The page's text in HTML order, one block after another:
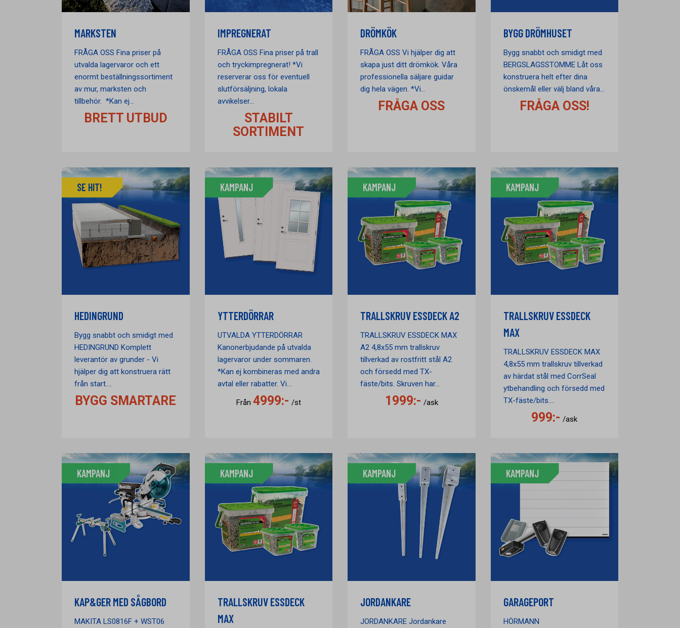
MARKSTEN
FRÅGA OSS Fina priser på
utvalda lagervaror och ett
enormt beställningssortiment
av mur, marksten och
tillbehör. *Kan ej...
BRETT UTBUD
IMPREGNERAT
FRÅGA OSS Fina priser på trall
och tryckimpregnerat! *Vi
reserverar oss för eventuell
slutförsäljning, lokala
avvikelser...
STABILT
SORTIMENT
DRÖMKÖK
FRÅGA OSS Vi hjälper dig att
skapa just ditt drömkök. Våra
professionella säljare guidar
dig hela vägen. *Vi...
FRÅGA OSS
BYGG DRÖMHUSET
Bygg snabbt och smidigt med
BERGSLAGSSTOMME Låt oss
konstruera helt efter dina
önskemål eller välj bland våra...
FRÅGA OSS!
SE HIT!
HEDINGRUND
Bygg snabbt och smidigt med
HEDINGRUND Komplett
leverantör av grunder - Vi
hjälper dig att konstruera rätt
från start....
BYGG SMARTARE
KAMPANJ
YTTERDÖRRAR
UTVALDA YTTERDÖRRAR
Kanonerbjudande på utvalda
lagervaror under sommaren.
*Kan ej kombineras med andra
avtal eller rabatter. Vi...
Från 4999:- /st
KAMPANJ
TRALLSKRUV ESSDECK A2
TRALLSKRUV ESSDECK MAX
A2 4,8x55 mm trallskruv
tillverkad av rostfritt stål A2
och försedd med TX-
fäste/bits. Skruven har...
1999:- /ask
KAMPANJ
TRALLSKRUV ESSDECK
MAX
TRALLSKRUV ESSDECK MAX
4,8x55 mm trallskruv tillverkad
av härdat stål med CorrSeal
ytbehandling och försedd med
TX-fäste/bits....
999:- /ask
KAMPANJ
KAP&GER MED SÅGBORD
MAKITA LS0816F + WST06
KAMPANJ
TRALLSKRUV ESSDECK
MAX
KAMPANJ
JORDANKARE
JORDANKARE Jordankare
KAMPANJ
GARAGEPORT
HÖRMANN